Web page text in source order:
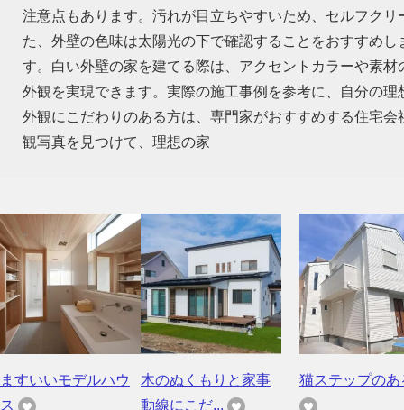
注意点もあります。汚れが目立ちやすいため、セルフク
た、外壁の色味は太陽光の下で確認することをおすすめ
す。白い外壁の家を建てる際は、アクセントカラーや素
外観を実現できます。実際の施工事例を参考に、自分の
外観にこだわりのある方は、専門家がおすすめする住宅
観写真を見つけて、理想の家
ますいいモデルハウ
ス
木のぬくもりと家事
動線にこだ...
猫ステップのあ